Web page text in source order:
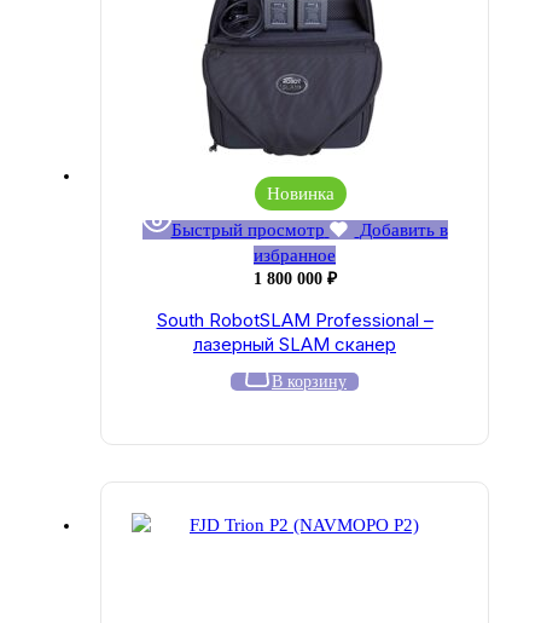
Новинка
Быстрый просмотр
Добавить в
избранное
1 800 000 ₽
South RobotSLAM Professional –
лазерный SLAM сканер
В корзину